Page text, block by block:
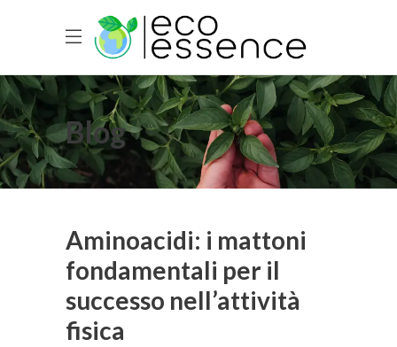
Blog
Aminoacidi: i mattoni
fondamentali per il
successo nell’attività
fisica